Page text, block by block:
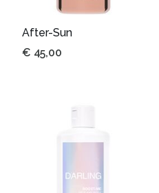
After-Sun
€ 45,00